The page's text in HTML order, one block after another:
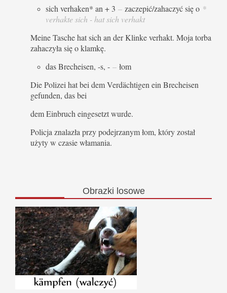
sich verhaken* an + 3 – zaczepić/zahaczyć się o *
verhakte sich - hat sich verhakt
Meine Tasche hat sich an der Klinke verhakt. Moja torba
zahaczyła się o klamkę.
das Brecheisen, -s, - – łom
Die Polizei hat bei dem Verdächtigen ein Brecheisen
gefunden, das bei
dem Einbruch eingesetzt wurde.
Policja znalazła przy podejrzanym łom, który został
użyty w czasie włamania.
Obrazki losowe